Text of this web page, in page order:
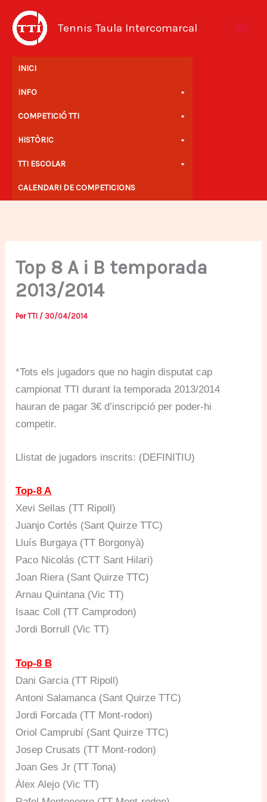
contingut
Tennis Taula Intercomarcal
INICI
INFO
COMPETICIÓ TTI
HISTÒRIC
TTI ESCOLAR
CALENDARI DE COMPETICIONS
Top 8 A i B temporada
2013/2014
Per TTI / 30/04/2014
*Tots els jugadors que no hagin disputat cap
campionat TTI durant la temporada 2013/2014
hauran de pagar 3€ d’inscripció per poder-hi
competir.
Llistat de jugadors inscrits: (DEFINITIU)
Top-8 A
Xevi Sellas (TT Ripoll)
Juanjo Cortés (Sant Quirze TTC)
Lluís Burgaya (TT Borgonyà)
Paco Nicolás (CTT Sant Hilari)
Joan Riera (Sant Quirze TTC)
Arnau Quintana (Vic TT)
Isaac Coll (TT Camprodon)
Jordi Borrull (Vic TT)
Top-8 B
Dani Garcia (TT Ripoll)
Antoni Salamanca (Sant Quirze TTC)
Jordi Forcada (TT Mont-rodon)
Oriol Camprubí (Sant Quirze TTC)
Josep Crusats (TT Mont-rodon)
Joan Ges Jr (TT Tona)
Àlex Alejo (Vic TT)